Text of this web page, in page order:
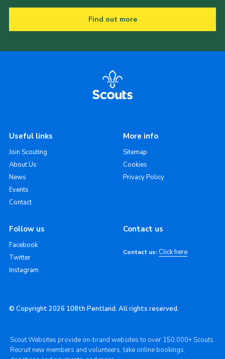
Find out more
Useful links
Join Scouting
About Us
News
Events
Contact
More info
Sitemap
Cookies
Privacy Policy
Follow us
Facebook
Twitter
Instagram
Contact us
Contact us: Click here
© Copyright 2026 108th Pentland. All rights reserved.
Scout Websites provide on-brand websites to over 150,000+ Scouts.
Recruit new members and volunteers, take online bookings,